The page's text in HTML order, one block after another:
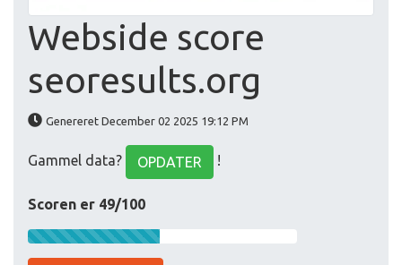
Webside score
seoresults.org
Genereret December 02 2025 19:12 PM
Gammel data? OPDATER !
Scoren er 49/100